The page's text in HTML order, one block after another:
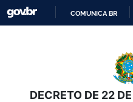
COMUNICA BR
DECRETO DE 22